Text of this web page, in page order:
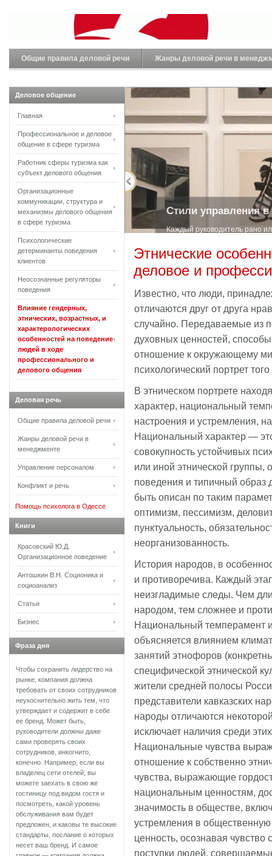
Общие правила деловой речи Жанры деловой речи в
Стили управления
Каждый руководитель рано
Этнические
деловое и
Известно, что люди,
отличаются друг от друга
случайно. Передаваемые из
духовных ценностей,
отношение к окружающему
психологический портрет
В этническом портрете
характер, национальный
настроения и устремления,
Национальный характер —
совокупность устойчивых
или иной этнической
поведения и типичный образ
быть описан по таким
оптимизм, пессимизм,
пунктуальность,
неорганизованность.
История народов, в
и противоречива. Каждый
неизгладимые следы. Чем
народом, тем сложнее и
Национальный темперамент
объясняется влиянием
занятий этнофоров
специфической этнической
жители средней полосы
представители кавказских
народы отличаются
исключает наличия среди
Национальные чувства
отношение к собственно
чувства, выражающие
национальным ценностям,
значимость в обществе,
устремления в
ценность, осознавая чувство
поступки людей,
Деловое общение
Главная
Профессиональное и деловое
общение в сфере туризма
Работник сферы туризма как
субъект делового общения
Организационные
коммуникации, структура и
механизмы делового общения
в сфере туризма
Психологические
детерминанты поведения
клиентов
Неосознанные регуляторы
поведения
Влияние гендерных,
этнических, возрастных, и
характерологических
особенностей на поведение
людей в ходе
профессионального и
делового общения
Деловая речь
Общие правила деловой речи
Жанры деловой речи в
менеджменте
Управление персоналом
Конфликт и речь
Помощь психолога в Одессе
Книги
Красовский Ю.Д.
Организационное поведение
Антошкин В.Н. Соционика и
социоанализ
Статьи
Бизнес
Фраза дня
Чтобы сохранить лидерство на
рынке, компания должна
требовать от своих сотрудников
неукоснительно жить тем, что
утверждает и содержит в себе
ее бренд. Может быть,
руководители должны даже
сами проверять своих
сотрудников, инкогнито,
конечно. Например, если вы
владелец сети отелей, вы
можете заехать в свою же
гостиницу под видом гостя и
посмотреть, какой уровень
обслуживания вам будет
предложен, и каковы те высокие
стандарты, послание о которых
несет ваш бренд. И самое